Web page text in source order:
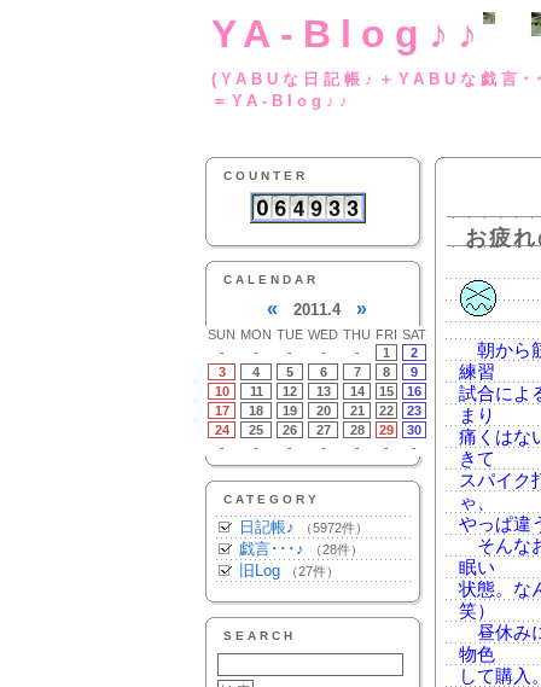
YA-Blog♪♪
(YABUな日記帳♪
＝YA-Blog♪♪
COUNTER
CALENDAR
« 2011.4 »
SUN MON TUE WED THU FRI SAT
-
- - - - 1
2
3
4 5 6 7 8
9
10
11 12 13 14 15
16
17
18 19 20 21 22
23
24
25 26 27 28 29
30
-
- - - - - -
CATEGORY
日記帳♪ （5972件）
戯言･･･♪ （28件）
旧Log （27件）
SEARCH
お疲
朝から
練習
試合によ
まり
痛くはな
きて
スパイク
ゃ、
やっぱ違
そんな
眠い
状態。な
笑）
昼休み
物色
して購入